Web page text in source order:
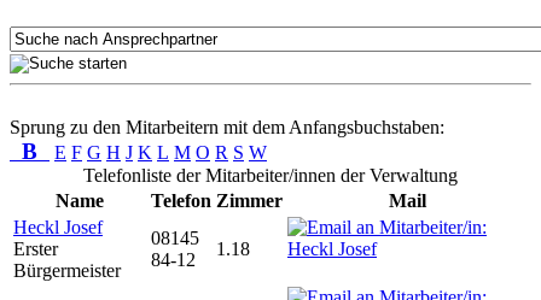
Sprung zu den Mitarbeitern mit dem Anfangsbuchstaben:
B E F G H J K L M O R S W
Telefonliste der Mitarbeiter/innen der Verwaltung
Name
Telefon Zimmer
Mail
Heckl Josef
Erster
Bürgermeister
08145
84-12
1.18